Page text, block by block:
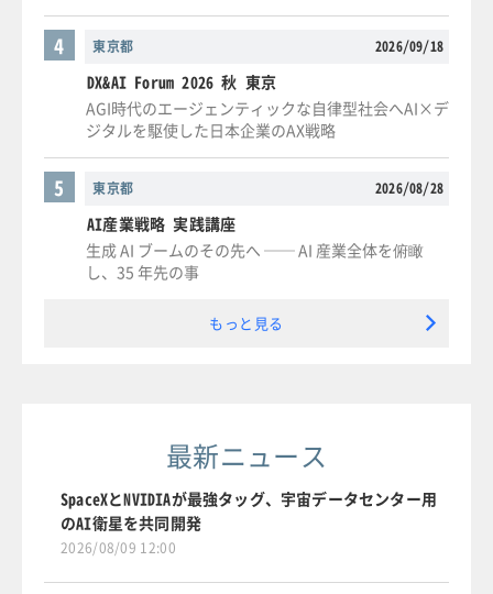
東京都 2026/09/18
4
DX&AI Forum 2026 秋 東京
AGI時代のエージェンティックな自律型社会へAI×デ
ジタルを駆使した日本企業のAX戦略
東京都 2026/08/28
5
AI産業戦略 実践講座
生成 AI ブームのその先へ ── AI 産業全体を俯瞰
し、35 年先の事
もっと見る
最新ニュース
SpaceXとNVIDIAが最強タッグ、宇宙データセンター用
のAI衛星を共同開発
2026/08/09 12:00